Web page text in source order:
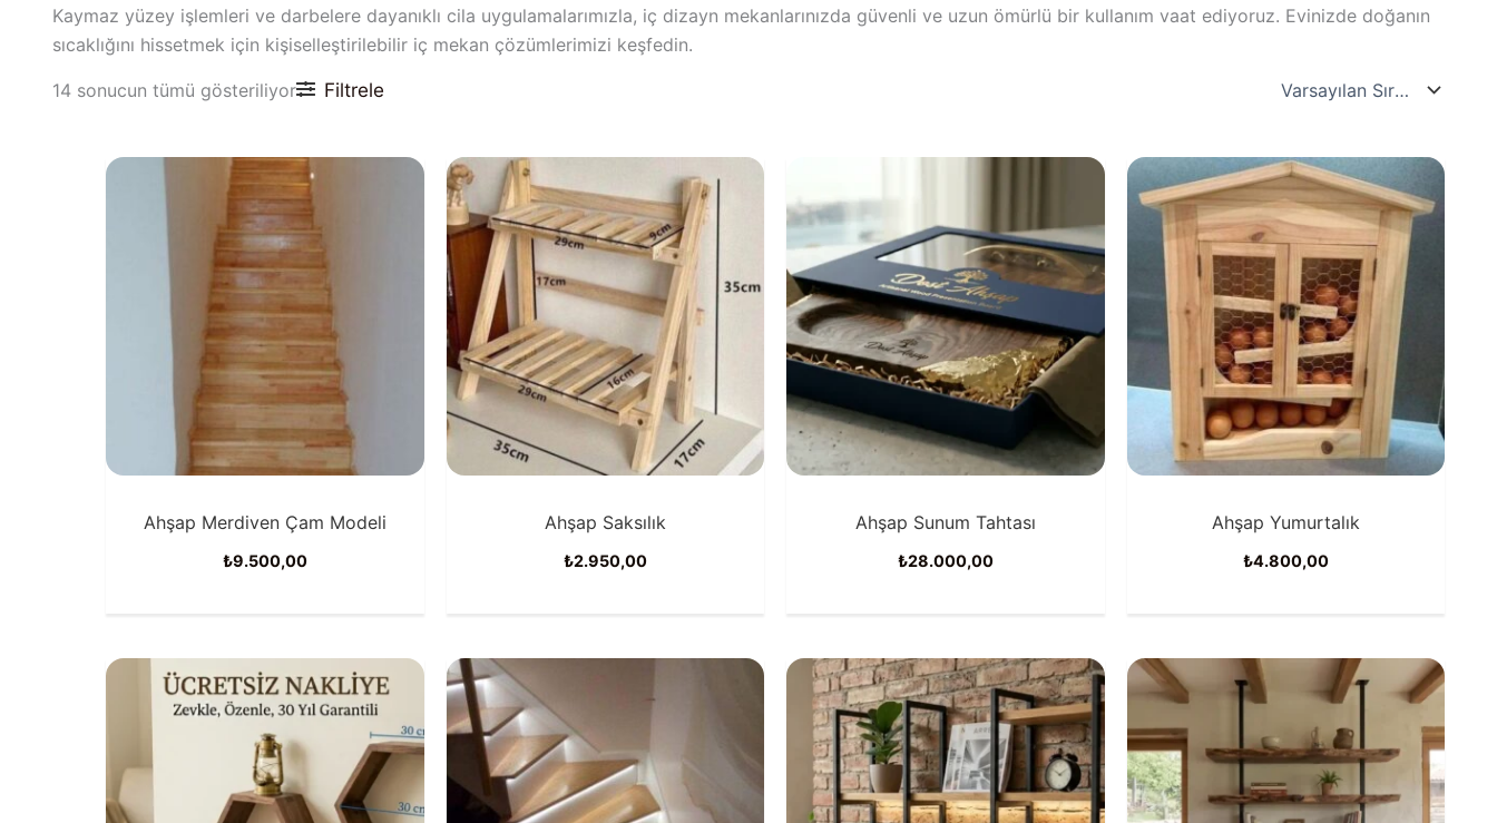
Kaymaz yüzey işlemleri ve darbelere dayanıklı cila uygulamalarımızla, iç dizayn mekanlarınızda güvenli ve uzun ömürlü bir kullanım vaat ediyoruz. Evinizde doğanın
sıcaklığını hissetmek için kişiselleştirilebilir iç mekan çözümlerimizi keşfedin.
14 sonucun tümü gösteriliyor Filtrele
Ahşap Merdiven Çam Modeli
₺9.500,00
Ahşap Saksılık
₺2.950,00
Ahşap Sunum Tahtası
₺28.000,00
Ahşap Yumurtalık
₺4.800,00